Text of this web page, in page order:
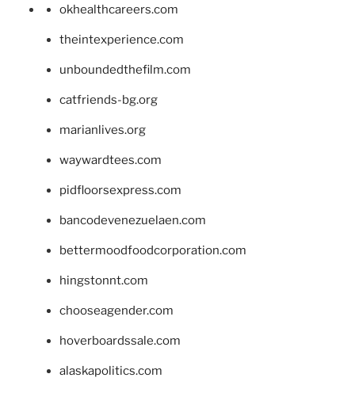
okhealthcareers.com
theintexperience.com
unboundedthefilm.com
catfriends-bg.org
marianlives.org
waywardtees.com
pidfloorsexpress.com
bancodevenezuelaen.com
bettermoodfoodcorporation.com
hingstonnt.com
chooseagender.com
hoverboardssale.com
alaskapolitics.com